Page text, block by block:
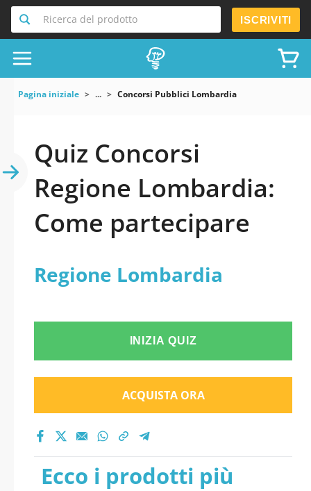
Ricerca del prodotto ISCRIVITI
Pagina iniziale ... Concorsi Pubblici Lombardia
Quiz Concorsi
Regione Lombardia:
Come partecipare
Regione Lombardia
INIZIA QUIZ
ACQUISTA ORA
Ecco i prodotti più